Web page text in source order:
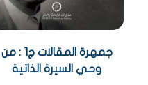
جمهرة المقالات ج1 : من
وحي السيرة الذاتية